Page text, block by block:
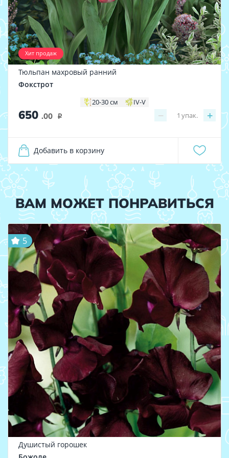
Хит продаж
Тюльпан махровый ранний
Фокстрот
20-30 см IV-V
650 .00 i − +
1 упак.
Добавить в корзину
ВАМ МОЖЕТ ПОНРАВИТЬСЯ
5
Душистый горошек